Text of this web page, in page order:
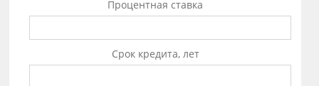
Процентная ставка
Срок кредита, лет